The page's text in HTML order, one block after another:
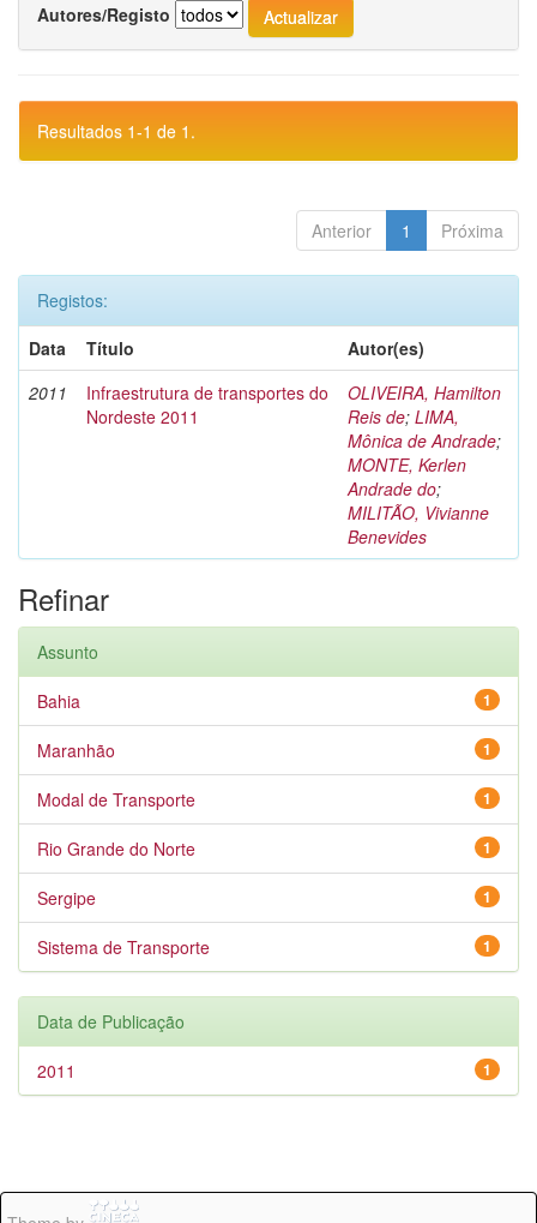
Autores/Registo
Resultados 1-1 de 1.
Anterior 1 Próxima
Registos:
Data
Título
Autor(es)
2011
Infraestrutura de transportes do
Nordeste 2011
OLIVEIRA, Hamilton
Reis de; LIMA,
Mônica de Andrade;
MONTE, Kerlen
Andrade do;
MILITÃO, Vivianne
Benevides
Refinar
Assunto
1
Bahia
1
Maranhão
1
Modal de Transporte
1
Rio Grande do Norte
1
Sergipe
1
Sistema de Transporte
Data de Publicação
1
2011